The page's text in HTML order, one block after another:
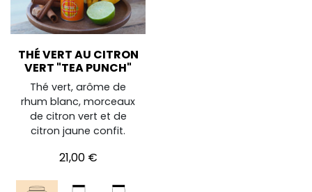
THÉ VERT AU CITRON
VERT "TEA PUNCH"
Thé vert, arôme de
rhum blanc, morceaux
de citron vert et de
citron jaune confit.
Prix
21,00 €